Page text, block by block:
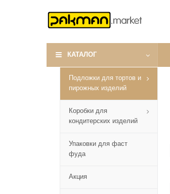
КАТАЛОГ
Подложки для тортов и
пирожных изделий
Коробки для
кондитерских изделий
Упаковки для фаст
фуда
Акция